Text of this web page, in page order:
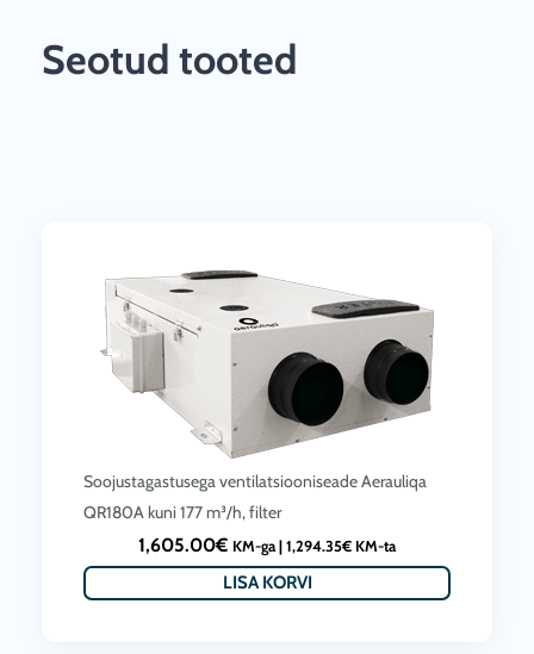
Seotud tooted
Soojustagastusega ventilatsiooniseade Aerauliqa
QR180A kuni 177 m³/h, filter
1,605.00€ KM-ga | 1,294.35€ KM-ta
LISA KORVI